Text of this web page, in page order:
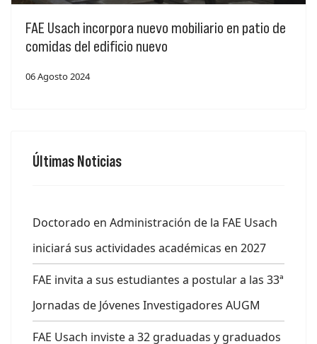
FAE Usach incorpora nuevo mobiliario en patio de
comidas del edificio nuevo
06 Agosto 2024
Últimas Noticias
Doctorado en Administración de la FAE Usach
iniciará sus actividades académicas en 2027
FAE invita a sus estudiantes a postular a las 33ª
Jornadas de Jóvenes Investigadores AUGM
FAE Usach inviste a 32 graduadas y graduados